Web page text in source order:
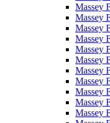
Massey
Massey
Massey
Massey
Massey
Massey
Massey
Massey
Massey
Massey
Massey